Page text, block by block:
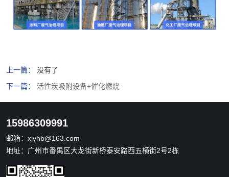
上一篇：
没有了
下一篇：
活性炭吸附设备+催化燃烧
15986309991
邮箱： xjyhb@163.com
地址：广州市番禺区大龙街新桥泰安路西五横街2号2栋